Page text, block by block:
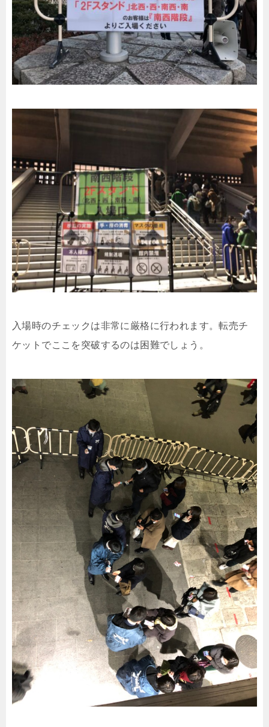
入場時のチェックは非常に厳格に行われます。転売チ
ケットでここを突破するのは困難でしょう。